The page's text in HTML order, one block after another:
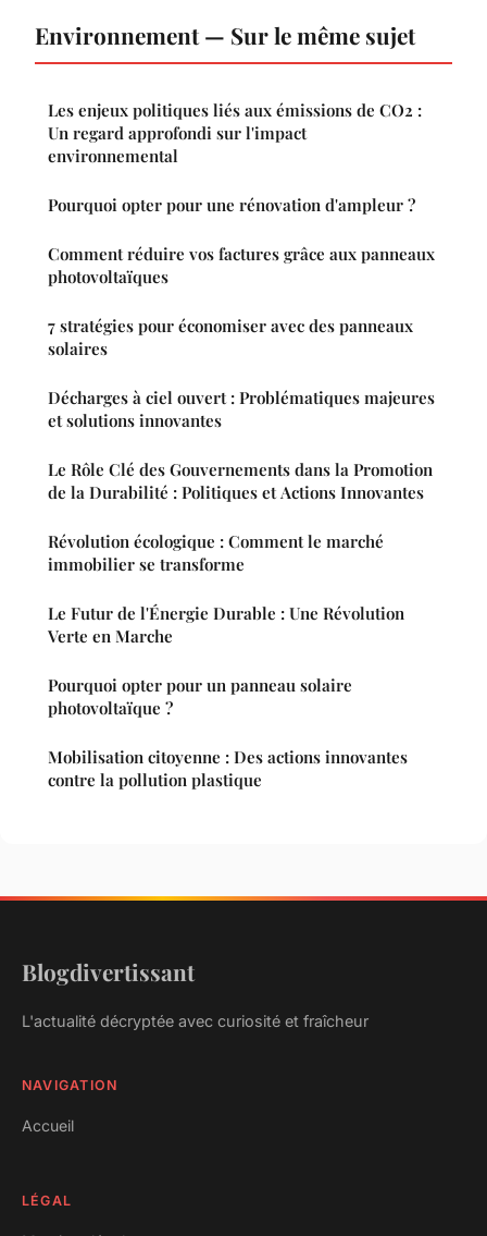
Environnement — Sur le même sujet
Les enjeux politiques liés aux émissions de CO2 :
Un regard approfondi sur l'impact
environnemental
Pourquoi opter pour une rénovation d'ampleur ?
Comment réduire vos factures grâce aux panneaux
photovoltaïques
7 stratégies pour économiser avec des panneaux
solaires
Décharges à ciel ouvert : Problématiques majeures
et solutions innovantes
Le Rôle Clé des Gouvernements dans la Promotion
de la Durabilité : Politiques et Actions Innovantes
Révolution écologique : Comment le marché
immobilier se transforme
Le Futur de l'Énergie Durable : Une Révolution
Verte en Marche
Pourquoi opter pour un panneau solaire
photovoltaïque ?
Mobilisation citoyenne : Des actions innovantes
contre la pollution plastique
Blogdivertissant
L'actualité décryptée avec curiosité et fraîcheur
NAVIGATION
Accueil
LÉGAL